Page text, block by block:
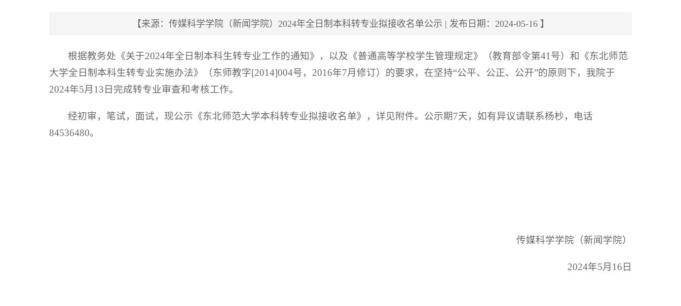
【来源：传媒科学学院（新闻学院）2024年全日制本科转专业拟接收名单公示 | 发布日期：2024-05-16 】
根据教务处《关于2024年全日制本科生转专业工作的通知》，以及《普通高等学校学生管理规定》（教育部令第41号）和《东北师范
大学全日制本科生转专业实施办法》（东师教字[2014]004号，2016年7月修订）的要求，在坚持“公平、公正、公开”的原则下，我院于
2024年5月13日完成转专业审查和考核工作。
经初审，笔试，面试，现公示《东北师范大学本科转专业拟接收名单》，详见附件。公示期7天，如有异议请联系杨杪，电话
84536480。
传媒科学学院（新闻学院）
2024年5月16日